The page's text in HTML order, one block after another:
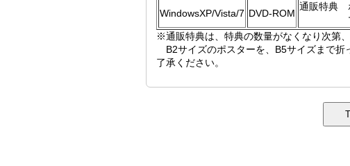
WindowsXP/Vista/7 DVD-ROM
通販特典
マイク
※通販特典は、特典の数量がなくなり次第
B2サイズのポスターを、B5サイズまで折
了承ください。